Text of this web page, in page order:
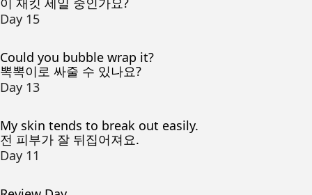
Day 15
Could you bubble wrap it?
뽁뽁이로 싸줄 수 있나요?
Day 13
My skin tends to break out easily.
전 피부가 잘 뒤집어져요.
Day 11